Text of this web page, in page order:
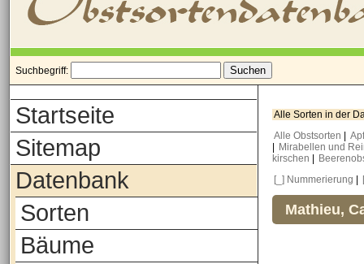
Suchbegriff:
Startseite
Sitemap
Datenbank
Sorten
Bäume
Alle Sorten in der
Alle Obstsorten
Mirabellen und
kirschen
[_] Nummerierung
Mathieu,